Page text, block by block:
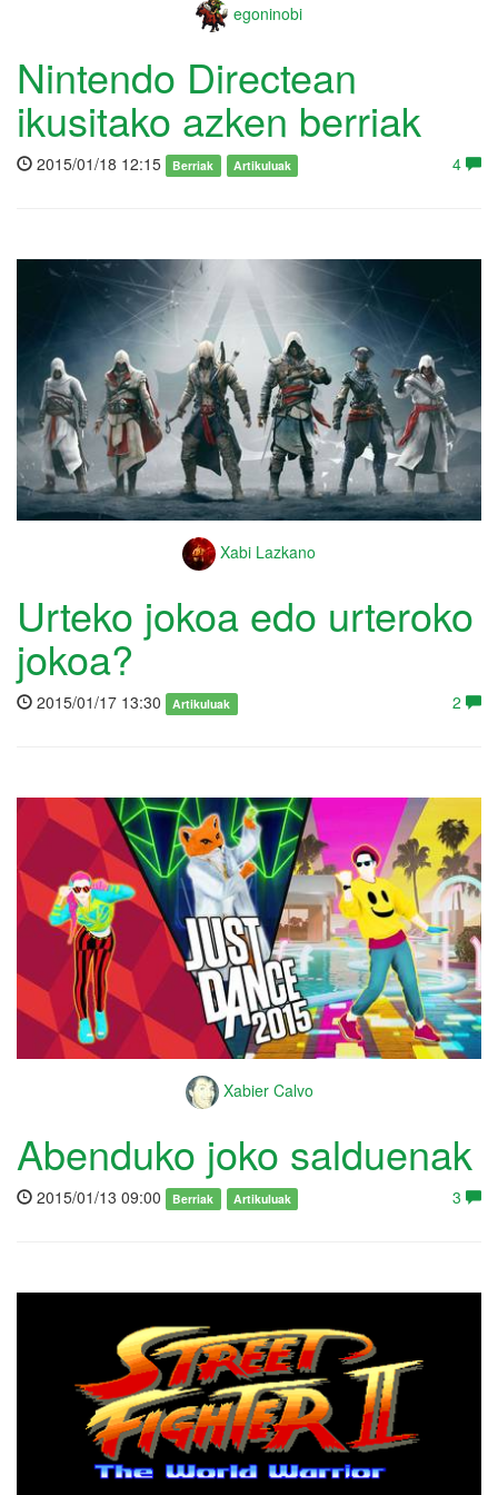
egoninobi
Nintendo Directean
ikusitako azken berriak
2015/01/18 12:15 Berriak Artikuluak 4
Xabi Lazkano
Urteko jokoa edo urteroko
jokoa?
2015/01/17 13:30 Artikuluak 2
Xabier Calvo
Abenduko joko salduenak
2015/01/13 09:00 Berriak Artikuluak 3